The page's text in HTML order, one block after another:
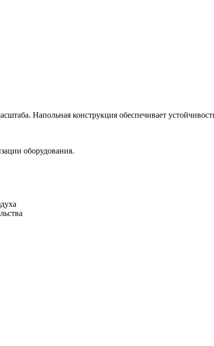
Напольная конструкция обеспечивает
оборудования.